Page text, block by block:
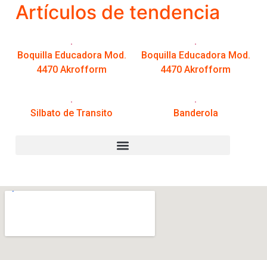
Artículos de tendencia
Boquilla Educadora Mod.
4470 Akrofform
Boquilla Educadora Mod.
4470 Akrofform
Silbato de Transito Banderola